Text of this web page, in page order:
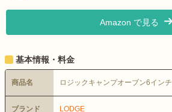
Amazon で見る
基本情報・料金
商品名 ロジックキャンプオーブン6インチ
ブランド LODGE